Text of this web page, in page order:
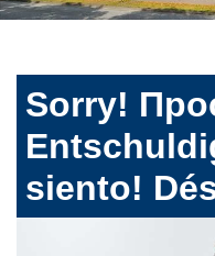
Sorry!
siento!